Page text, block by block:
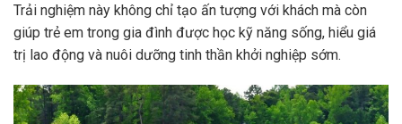
Trải nghiệm này không chỉ tạo ấn tượng với khách mà còn
giúp trẻ em trong gia đình được học kỹ năng sống, hiểu giá
trị lao động và nuôi dưỡng tinh thần khởi nghiệp sớm.